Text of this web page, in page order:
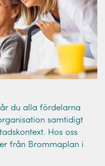
du alla fördelarna
samtidigt
Hos oss
från Brommaplan i